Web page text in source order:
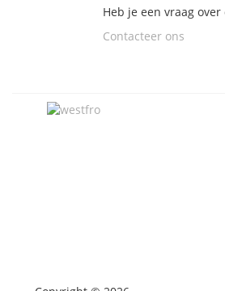
Heb je een vraag
Contacteer ons